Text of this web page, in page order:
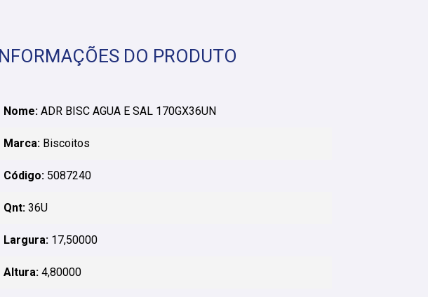
DO PRODUTO
Nome:ADR BISC AGUA E SAL 170GX36UN
Marca:Biscoitos
Código:5087240
Qnt:36U
Largura:17,50000
Altura:4,80000